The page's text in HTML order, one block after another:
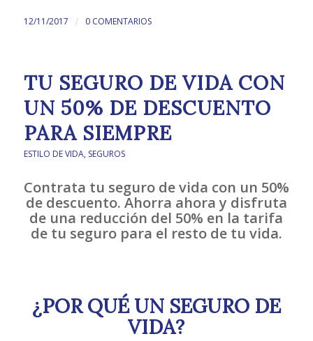
12/11/2017 / 0 COMENTARIOS
TU SEGURO DE VIDA CON
UN 50% DE DESCUENTO
PARA SIEMPRE
ESTILO DE VIDA, SEGUROS
Contrata tu seguro de vida con un 50%
de descuento. Ahorra ahora y disfruta
de una reducción del 50% en la tarifa
de tu seguro para el resto de tu vida.
¿POR QUÉ UN SEGURO DE
VIDA?